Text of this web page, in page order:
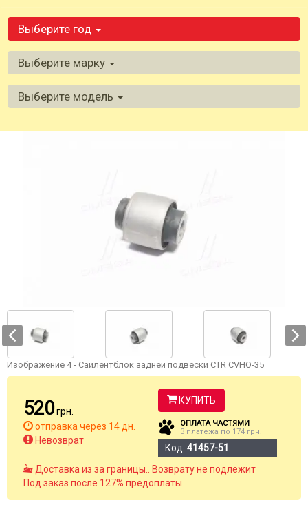
Выберите год
Выберите марку
Выберите модель
Изображение 4 - Сайлентблок задней подвески CTR CVHO-35
520грн.
отправка через 14 дн.
Невозврат
КУПИТЬ
ОПЛАТА ЧАСТЯМИ
3 платежа по 174 грн.
Код: 41457-51
Доставка из за границы.. Возврату не подлежит
Под заказ после 127% предоплаты